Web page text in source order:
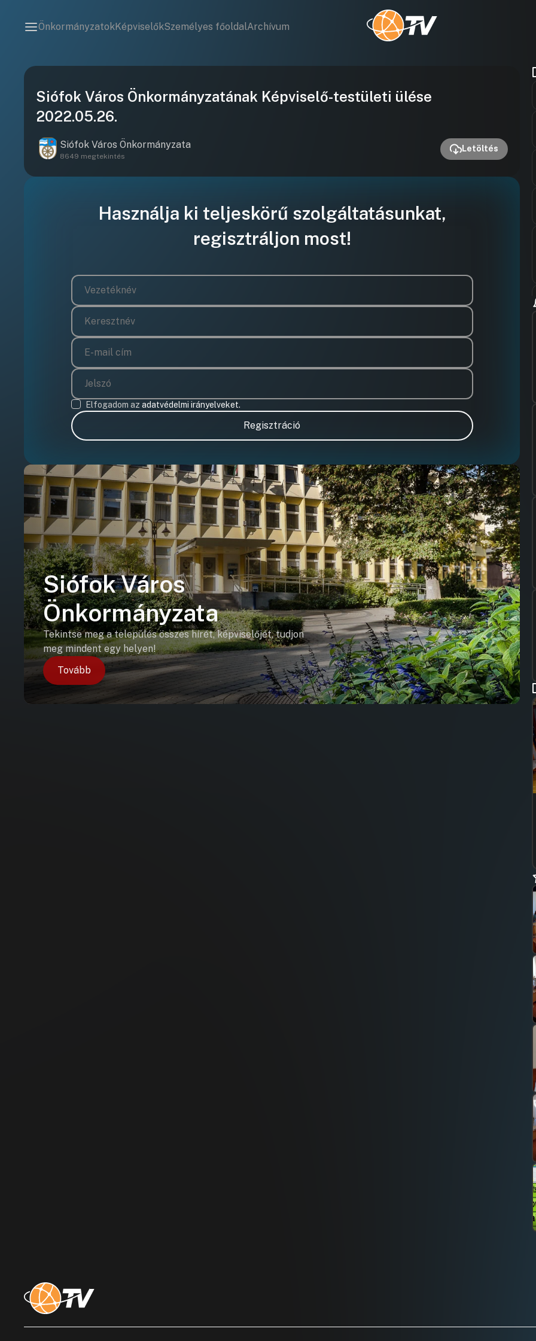
ÖnkormányzatokKépviselőkSzemélyes főoldalArchívum
lejátszása
Siófok Város Önkormányzatának Képviselő-testületi ülése
2022.05.26.
Siófok Város Önkormányzata
8649 megtekintés
Letöltés
Használja ki teljeskörű szolgáltatásunkat,
regisztráljon most!
Elfogadom az adatvédelmi irányelveket.
Regisztráció
Siófok Város
Önkormányzata
Tekintse meg a település összes hírét, képviselőjét, tudjon
meg mindent egy helyen!
Tovább